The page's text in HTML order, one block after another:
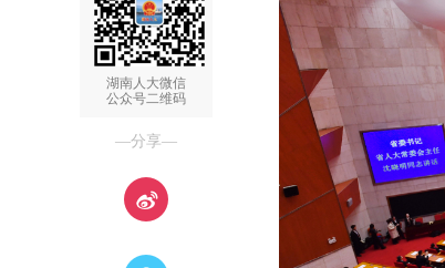
湖南人大微信
公众号二维码
—分享—